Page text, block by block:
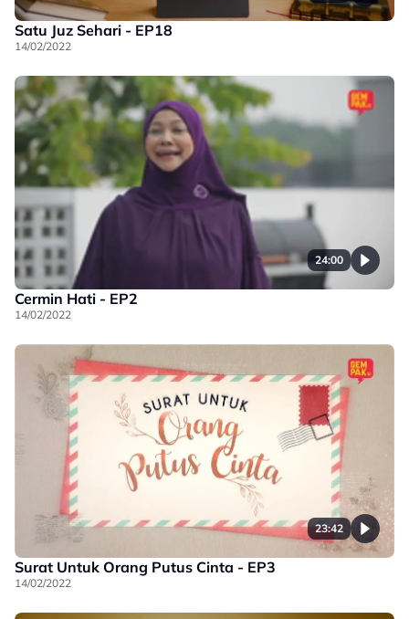
Satu Juz Sehari - EP18
14/02/2022
24:00
Cermin Hati - EP2
14/02/2022
23:42
Surat Untuk Orang Putus Cinta - EP3
14/02/2022